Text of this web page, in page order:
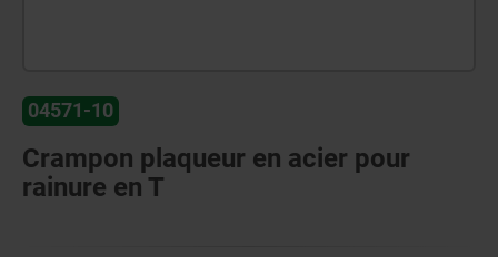
04571-10
Crampon plaqueur en acier pour
rainure en T